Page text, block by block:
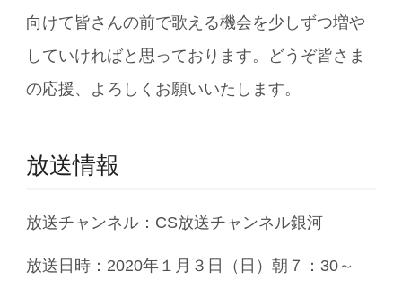
向けて皆さんの前で歌える機会を少しずつ増や
していければと思っております。どうぞ皆さま
の応援、よろしくお願いいたします。
放送情報
放送チャンネル：CS放送チャンネル銀河
放送日時：2020年１月３日（日）朝７：30～